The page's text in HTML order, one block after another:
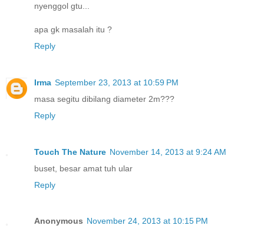
nyenggol gtu...
apa gk masalah itu ?
Reply
Irma September 23, 2013 at 10:59 PM
masa segitu dibilang diameter 2m???
Reply
Touch The Nature November 14, 2013 at 9:24 AM
buset, besar amat tuh ular
Reply
Anonymous November 24, 2013 at 10:15 PM